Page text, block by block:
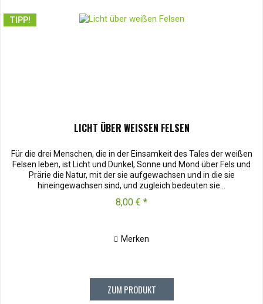
TIPP!
LICHT ÜBER WEISSEN FELSEN
Für die drei Menschen, die in der Einsamkeit des Tales der weißen
Felsen leben, ist Licht und Dunkel, Sonne und Mond über Fels und
Prärie die Natur, mit der sie aufgewachsen und in die sie
hineingewachsen sind, und zugleich bedeuten sie...
8,00 € *
Merken
ZUM PRODUKT